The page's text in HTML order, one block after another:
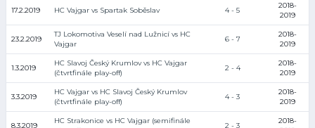
17.2.2019 HC Vajgar vs Spartak Soběslav 4 - 5
2018-
2019
23.2.2019
TJ Lokomotiva Veselí nad Lužnicí vs HC
Vajgar
6 - 7
2018-
2019
1.3.2019
HC Slavoj Český Krumlov vs HC Vajgar
(čtvrtfinále play-off)
2 - 4
2018-
2019
3.3.2019
HC Vajgar vs HC Slavoj Český Krumlov
(čtvrtfinále play-off)
4 - 3
2018-
2019
8.3.2019
HC Strakonice vs HC Vajgar (semifinále
2 - 3
2018-